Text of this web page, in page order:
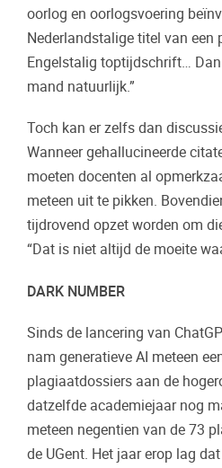
oorlog en oorlogsvoering
Nederlandstalige titel van een
Engelstalig toptijdschrift…
mand natuurlijk.”
Toch kan er zelfs dan
Wanneer gehallucineerde
moeten docenten al
meteen uit te pikken.
tijdrovend opzet worden om
“Dat is niet altijd de moeite
DARK NUMBER
Sinds de lancering van
nam generatieve AI meteen
plagiaatdossiers aan de
datzelfde academiejaar nog
meteen negentien van de 73
de UGent. Het jaar erop lag